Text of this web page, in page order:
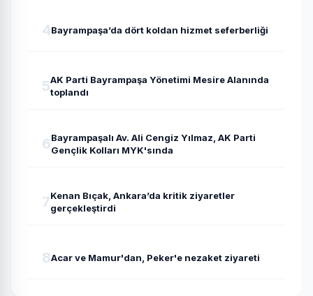
4Bayrampaşa’da dört koldan hizmet seferberliği
5AK Parti Bayrampaşa Yönetimi Mesire Alanında
toplandı
6Bayrampaşalı Av. Ali Cengiz Yılmaz, AK Parti
Gençlik Kolları MYK'sında
7Kenan Bıçak, Ankara’da kritik ziyaretler
gerçekleştirdi
8Acar ve Mamur'dan, Peker'e nezaket ziyareti